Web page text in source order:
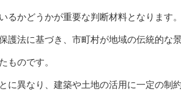
るかどうかが重要な判断材料となります。
護法に基づき、市町村が地域の伝統的な
ものです。
に異なり、建築や土地の活用に一定の制